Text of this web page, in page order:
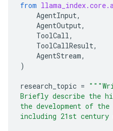
from
AgentInput,
AgentOutput,
ToolCall,
ToolCallResult,
AgentStream,
)
research_topic =
Briefly describe the
the development of
including 21st century